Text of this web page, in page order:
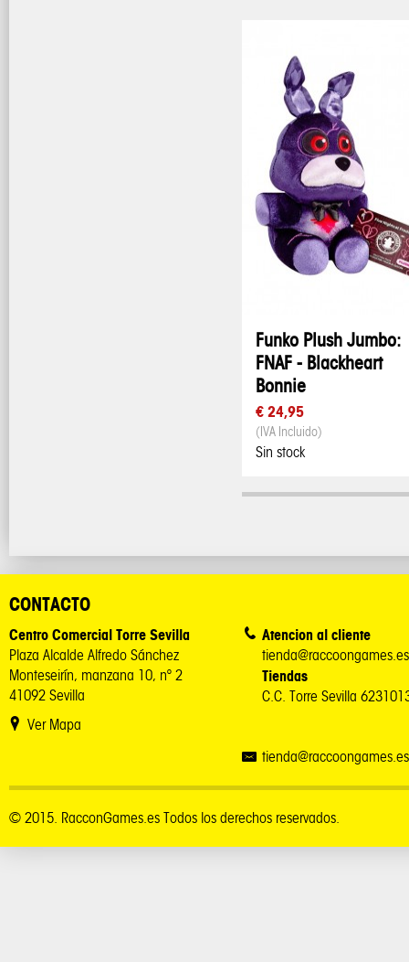
Funko Plush Jumbo:
FNAF - Blackheart
Bonnie
€ 24,95
(IVA Incluido)
Sin stock
CONTACTO
Centro Comercial Torre Sevilla
Plaza Alcalde Alfredo Sánchez
Monteseirín, manzana 10, nº 2
41092 Sevilla
Ver Mapa
Atencion al cliente
tienda@raccoongames.es
Tiendas
C.C. Torre Sevilla
tienda@raccoongames.es
© 2015. RacconGames.es Todos los derechos reservados.